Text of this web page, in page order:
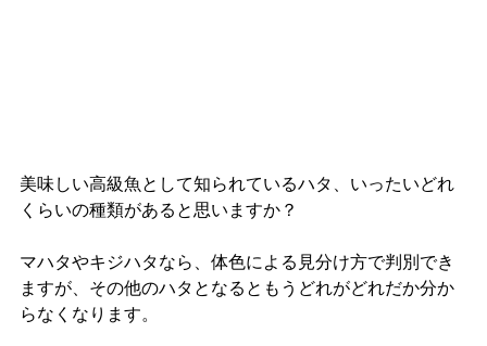
美味しい高級魚として知られているハタ、いったいどれ
くらいの種類があると思いますか？
マハタやキジハタなら、体色による見分け方で判別でき
ますが、その他のハタとなるともうどれがどれだか分か
らなくなります。